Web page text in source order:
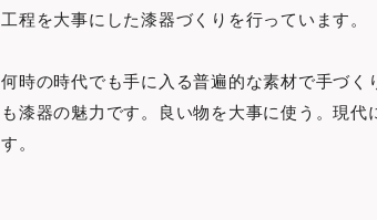
工程を大事にした漆器づくりを行っています。
何時の時代でも手に入る普遍的な素材で手づ
も漆器の魅力です。良い物を大事に使う。現
す。